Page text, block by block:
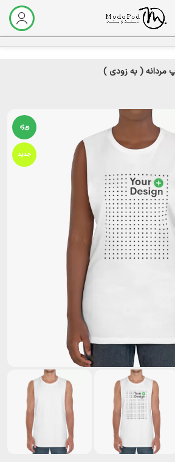
مردانه ( به زودی )‌
ویژه
جدید